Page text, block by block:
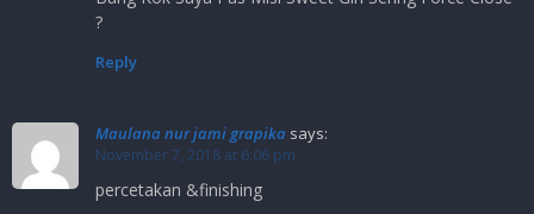
?
Reply
Maulana nur jami grapika says:
November 7, 2018 at 6:06 pm
percetakan &finishing